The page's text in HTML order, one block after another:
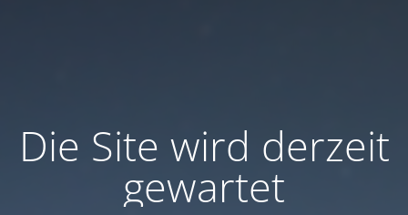
Die Site wird derzeit
gewartet